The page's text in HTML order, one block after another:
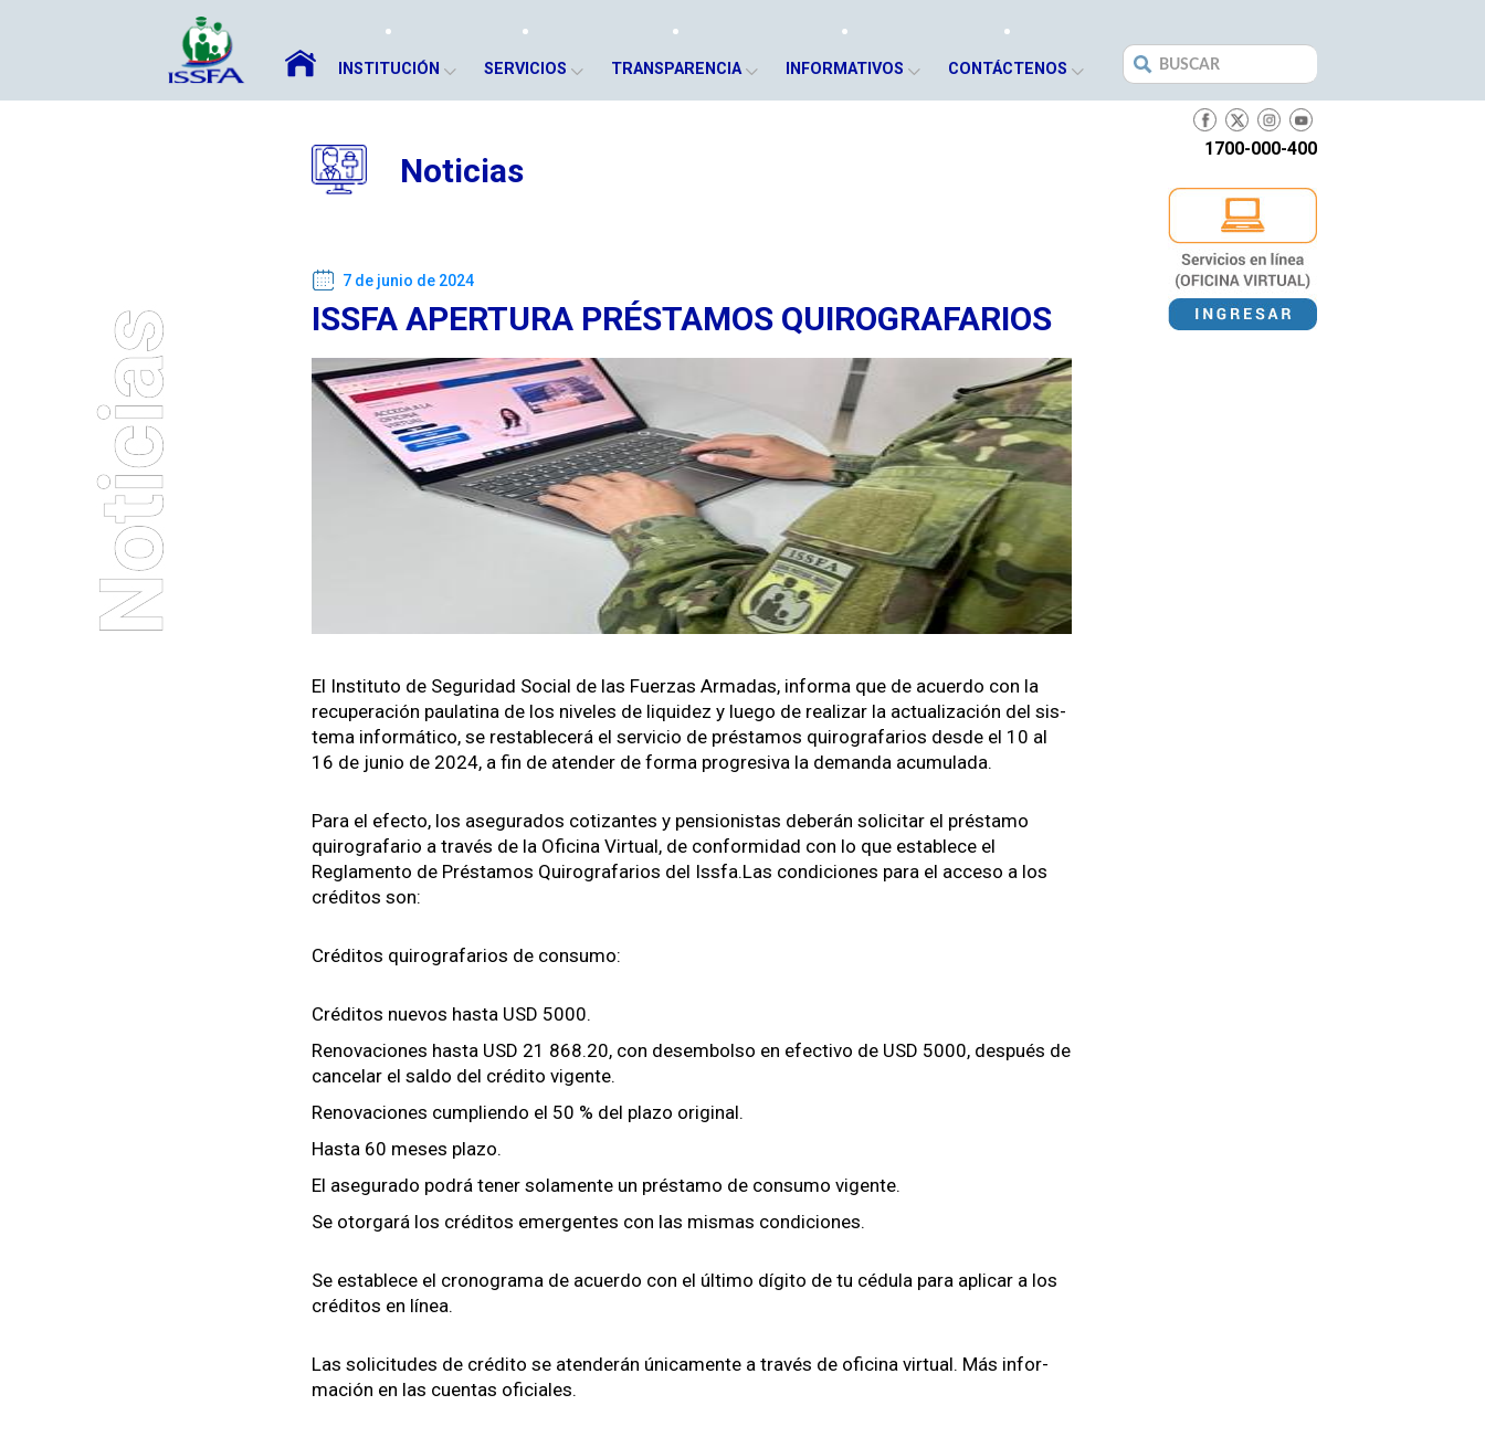
INSTITUCIÓN SERVICIOS TRANSPARENCIA INFORMATIVOS CONTÁCTENOS
Search
for:
1700-000-400
Noticias
7 de junio de 2024
ISSFA APERTURA PRÉSTAMOS QUIROGRAFARIOS
El Insti­tu­to de Seguri­dad Social de las Fuerzas Armadas, infor­ma que de acuer­do con la
recu­peración pau­lati­na de los nive­les de liq­uidez y luego de realizar la actu­al­ización del sis­
tema infor­máti­co, se restable­cerá el ser­vi­cio de prés­ta­mos quirogra­far­ios des­de el 10 al
16 de junio de 2024, a fin de aten­der de for­ma pro­gre­si­va la deman­da acu­mu­la­da.
Para el efec­to, los ase­gu­ra­dos coti­zantes y pen­sion­istas deberán solic­i­tar el prés­ta­mo
quirogra­fario a través de la Ofic­i­na Vir­tu­al, de con­formi­dad con lo que establece el
Reglamen­to de Prés­ta­mos Quirogra­far­ios del Issfa.Las condi­ciones para el acce­so a los
crédi­tos son:
Crédi­tos quirogra­far­ios de con­sumo:
Crédi­tos nuevos has­ta USD 5000.
Ren­o­va­ciones has­ta USD 21 868.20, con desem­bol­so en efec­ti­vo de USD 5000, después de
can­ce­lar el sal­do del crédi­to vigente.
Ren­o­va­ciones cumplien­do el 50 % del pla­zo orig­i­nal.
Has­ta 60 meses pla­zo.
El ase­gu­ra­do podrá ten­er sola­mente un prés­ta­mo de con­sumo vigente.
Se otor­gará los crédi­tos emer­gentes con las mis­mas condi­ciones.
Se establece el crono­gra­ma de acuer­do con el últi­mo dígi­to de tu cédu­la para aplicar a los
crédi­tos en línea.
Las solic­i­tudes de crédi­to se aten­derán úni­ca­mente a través de ofic­i­na vir­tu­al. Más infor­
ma­ción en las cuen­tas ofi­ciales.